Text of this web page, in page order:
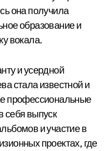
она получила
образование и
вокала.
и усердной
стала известной и
профессиональные
себя выпуск
и участие в
проектах, где